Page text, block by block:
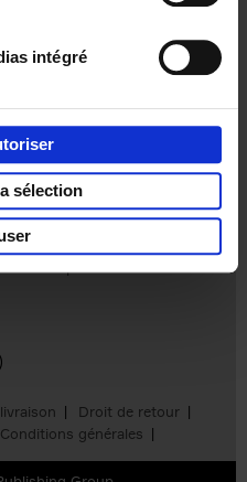
intégré
sélection
au panier
Droit de retour
Conditions générales
de lecture, de